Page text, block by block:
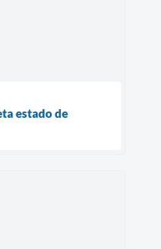
estado de